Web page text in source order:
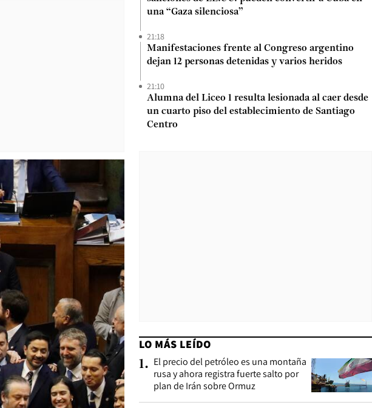
una “Gaza silenciosa”
21:18
Manifestaciones frente al Congreso argentino
dejan 12 personas detenidas y varios heridos
21:10
Alumna del Liceo 1 resulta lesionada al caer desde
un cuarto piso del establecimiento de Santiago
Centro
LO MÁS LEÍDO
1. El precio del petróleo es una montaña
rusa y ahora registra fuerte salto por
plan de Irán sobre Ormuz